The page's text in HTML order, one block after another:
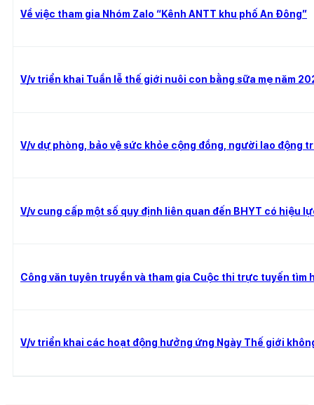
Về việc tham gia Nhóm Zalo “Kênh ANTT khu phố An Đông”
V/v triển khai Tuần lễ thế giới nuôi con bằng sữa mẹ năm
V/v dự phòng, bảo vệ sức khỏe cộng đồng, người lao động
V/v cung cấp một số quy định liên quan đến BHYT có hiệu
Công văn tuyên truyền và tham gia Cuộc thi trực tuyến
V/v triển khai các hoạt động hưởng ứng Ngày Thế giới